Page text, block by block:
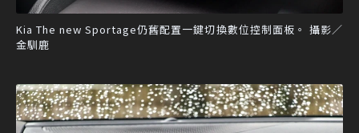
Kia The new Sportage仍舊配置一鍵切換數位控制面板。 攝影／
金馴鹿